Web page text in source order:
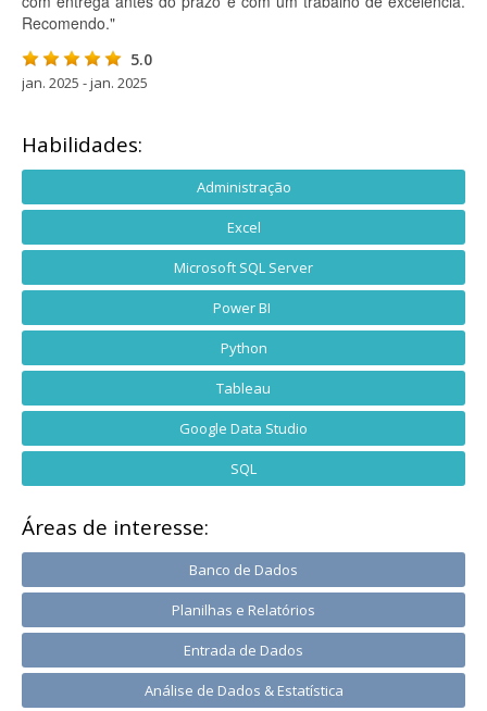
Recomendo."
5.0
jan. 2025 - jan. 2025
Habilidades:
Administração
Excel
Microsoft SQL Server
Power BI
Python
Tableau
Google Data Studio
SQL
Áreas de interesse:
Banco de Dados
Planilhas e Relatórios
Entrada de Dados
Análise de Dados & Estatística